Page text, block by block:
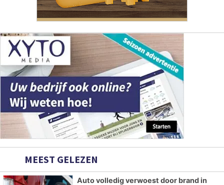
MEEST GELEZEN
Auto volledig verwoest door brand in